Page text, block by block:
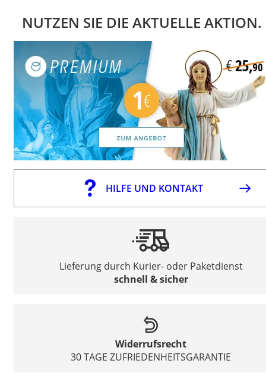
NUTZEN SIE DIE AKTUELLE AKTION.
HILFE UND KONTAKT
Lieferung durch Kurier- oder Paketdienst
schnell & sicher
Widerrufsrecht
30 TAGE ZUFRIEDENHEITSGARANTIE